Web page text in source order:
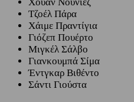
Τζοέλ Πάρα
Χάιμε Πραντίγια
Γιόζεπ Πουέρτο
Μιγκέλ Σάλβο
Γιανκουμπά Σίμα
Έντγκαρ Βιθέντο
Σάντι Γιούστα